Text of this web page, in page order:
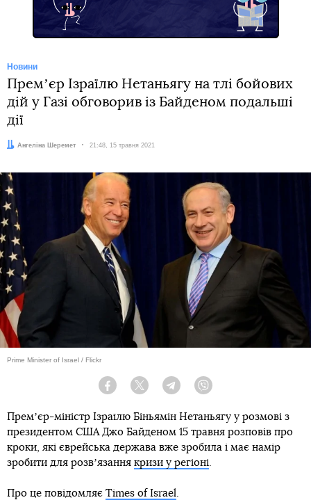
Новини
Премʼєр Ізраїлю Нетаньягу на тлі бойових
дій у Газі обговорив із Байденом подальші
дії
Автор:
Ангеліна Шеремет Дата:
21:48, 15 травня 2021
Prime Minister of Israel / Flickr
Facebook Twitter Telegram
Премʼєр-міністр Ізраїлю Біньямін Нетаньягу у розмові з
президентом США Джо Байденом 15 травня розповів про
кроки, які єврейська держава вже зробила і має намір
зробити для розвʼязання кризи у регіоні
Про це повідомляє Times of Israel